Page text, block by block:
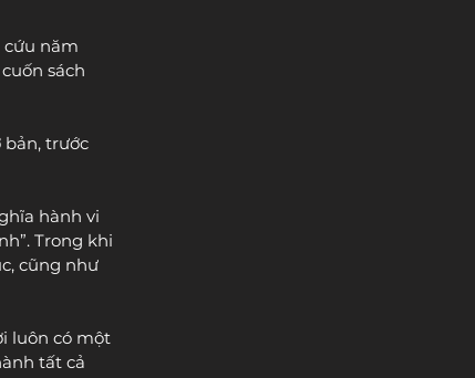
năm
sách
bản, trước
hành vi
Trong khi
cũng như
luôn có một
tất cả